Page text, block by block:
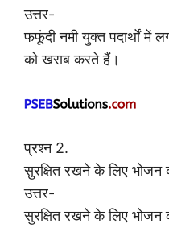
उत्तर-
फफूंदी नमी युक्त पदार्थों में
को खराब करते हैं।
प्रश्न 2.
सुरक्षित रखने के लिए
उत्तर-
सुरक्षित रखने के लिए